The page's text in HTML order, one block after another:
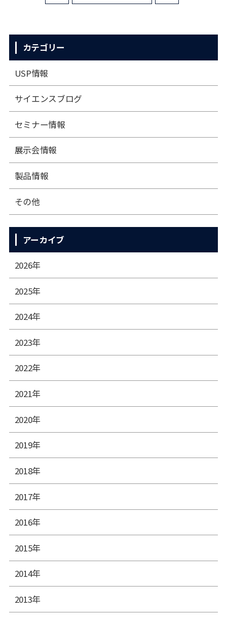
カテゴリー
USP情報
サイエンスブログ
セミナー情報
展⽰会情報
製品情報
その他
アーカイブ
2026年
2025年
2024年
2023年
2022年
2021年
2020年
2019年
2018年
2017年
2016年
2015年
2014年
2013年